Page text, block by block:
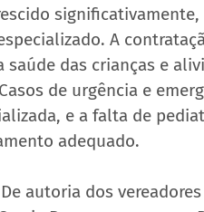
A
saúde das crianças e
de urgência e
e a falta de
adequado.
De autoria dos